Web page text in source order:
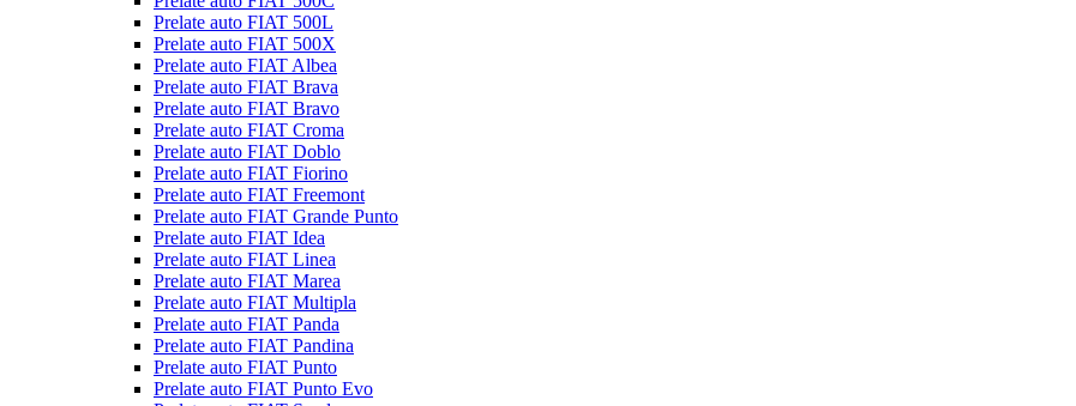
Prelate auto FIAT 500L
Prelate auto FIAT 500X
Prelate auto FIAT Albea
Prelate auto FIAT Brava
Prelate auto FIAT Bravo
Prelate auto FIAT Croma
Prelate auto FIAT Doblo
Prelate auto FIAT Fiorino
Prelate auto FIAT Freemont
Prelate auto FIAT Grande Punto
Prelate auto FIAT Idea
Prelate auto FIAT Linea
Prelate auto FIAT Marea
Prelate auto FIAT Multipla
Prelate auto FIAT Panda
Prelate auto FIAT Pandina
Prelate auto FIAT Punto
Prelate auto FIAT Punto Evo